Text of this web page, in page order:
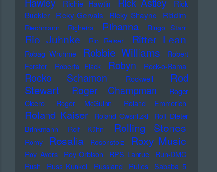
Hawley
Richie Hawtin Rick Astley
Rick
Buckler
Ricky Gervais Ricky Shayne Riddim
Riechmann Righeira Rihanna Ringo Starr
Rio Juhnke Rio Reiser Ritter Lean
Robag Wruhme Robbie Williams
Robert
Forster
Roberta Flack Robyn Rock-o-Rama
Rocko Schamoni Rockwell
Rod
Stewart
Roger Champman
Roger
Cicero
Roger McGuinn Roland Emmerich
Roland Kaiser Roland Owsnitzki
Rolf Dieter
Brinkmann
Rolf Kühn Rolling Stones
Romy Rosalia Rosenstolz Roxy Music
Roy Ayers Roy Orbison RPS Lanrue
Run-DMC
Rush
Russ Kunkel Russland Rutles
Sababa 5